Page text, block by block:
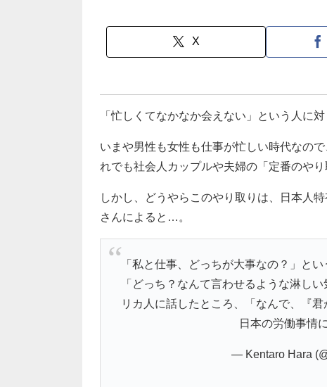
X
「忙しくてなかなか会えない」という人に
いまや男性も女性も仕事が忙しい時代なの
れでも社会人カップルや夫婦の「定番のや
しかし、どうやらこのやり取りは、日本人特
さんによると…。
「私と仕事、どっちが大事なの？」と
「どっち？なんて言わせるような淋し
リカ人に話したところ、「なんで、『
日本の労働事情
— Kentaro Hara